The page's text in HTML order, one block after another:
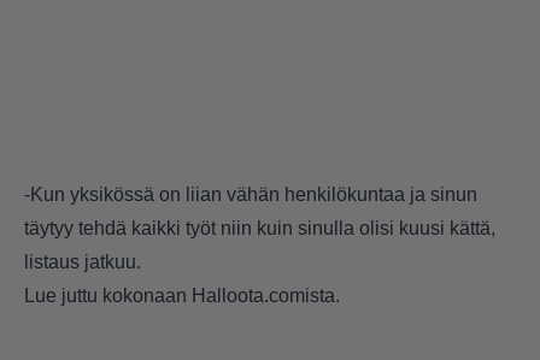
-Kun yksikössä on liian vähän henkilökuntaa ja sinun
täytyy tehdä kaikki työt niin kuin sinulla olisi kuusi kättä,
listaus jatkuu.
Lue juttu kokonaan Halloota.comista.